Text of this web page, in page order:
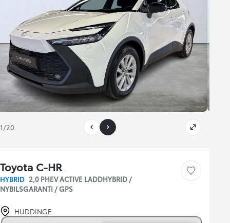
1/20
Toyota C-HR
HYBRID 2,0 PHEV ACTIVE LADDHYBRID /
NYBILSGARANTI / GPS
Save car
HUDDINGE